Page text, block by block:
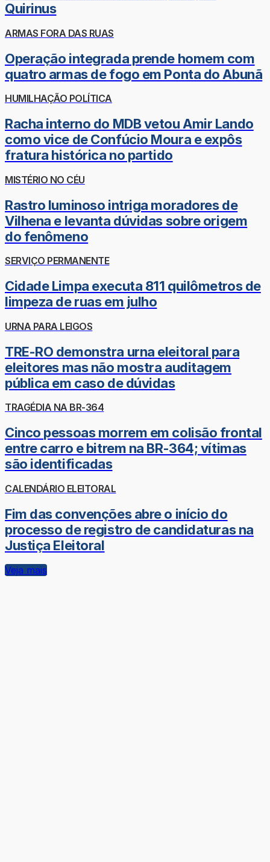
Quirinus
ARMAS FORA DAS RUAS
Operação integrada prende homem com
quatro armas de fogo em Ponta do Abunã
HUMILHAÇÃO POLÍTICA
Racha interno do MDB vetou Amir Lando
como vice de Confúcio Moura e expôs
fratura histórica no partido
MISTÉRIO NO CÉU
Rastro luminoso intriga moradores de
Vilhena e levanta dúvidas sobre origem
do fenômeno
SERVIÇO PERMANENTE
Cidade Limpa executa 811 quilômetros de
limpeza de ruas em julho
URNA PARA LEIGOS
TRE-RO demonstra urna eleitoral para
eleitores mas não mostra auditagem
pública em caso de dúvidas
TRAGÉDIA NA BR-364
Cinco pessoas morrem em colisão frontal
entre carro e bitrem na BR-364; vítimas
são identificadas
CALENDÁRIO ELEITORAL
Fim das convenções abre o início do
processo de registro de candidaturas na
Justiça Eleitoral
Veja mais